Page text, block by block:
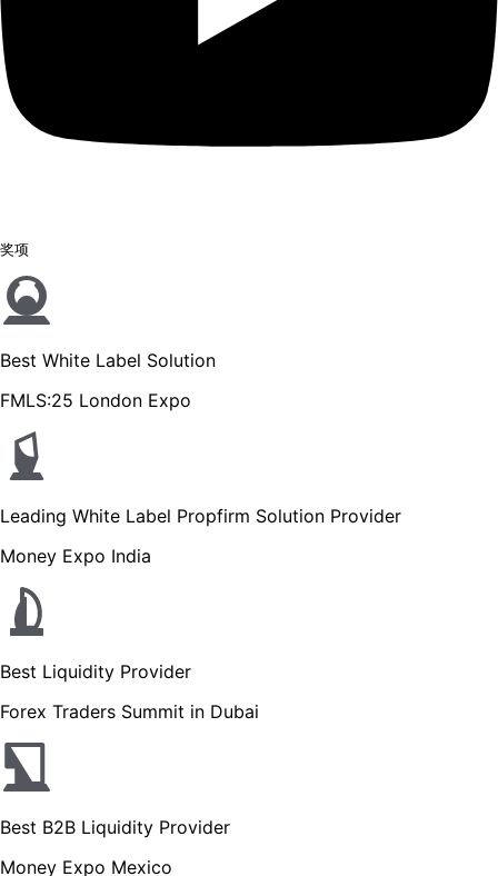
奖项
Best White Label Solution
FMLS:25 London Expo
Leading White Label Propfirm Solution Provider
Money Expo India
Best Liquidity Provider
Forex Traders Summit in Dubai
Best B2B Liquidity Provider
Money Expo Mexico